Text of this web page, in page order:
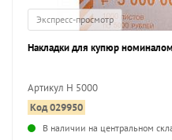
Экспресс-просмотр
Накладки для купюр
Артикул Н 5000
Код 029950
В наличии на центральном